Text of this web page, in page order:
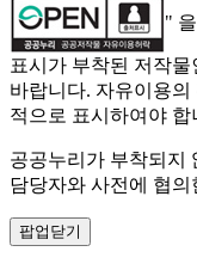
"
표시가 부착된 저작물
바랍니다. 자유이용의
적으로 표시하여야 합
공공누리가 부착되지
담당자와 사전에 협
팝업닫기